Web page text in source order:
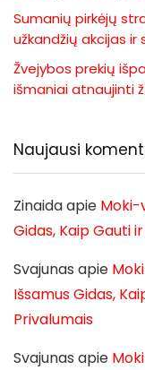
Sumanių pirkėjų
užkandžių akcijas
Žvejybos prekių
išmaniai atnaujinti
Naujausi
Zinaidaapie Moki-
Gidas, Kaip Gauti
Svajunas apie
Išsamus Gidas,
Privalumais
Svajunas apie